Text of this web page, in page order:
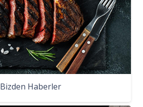
Bizden Haberler